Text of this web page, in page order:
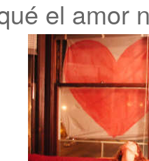
el amor